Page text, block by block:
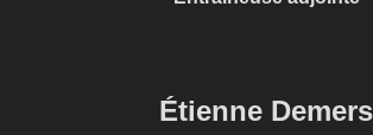
Étienne Demers